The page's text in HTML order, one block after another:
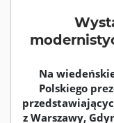
Na
Polskiego
z Warszawy,